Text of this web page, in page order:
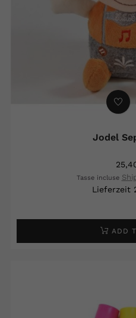
Jodel
Tasse incluse
Lieferzeit
ADD